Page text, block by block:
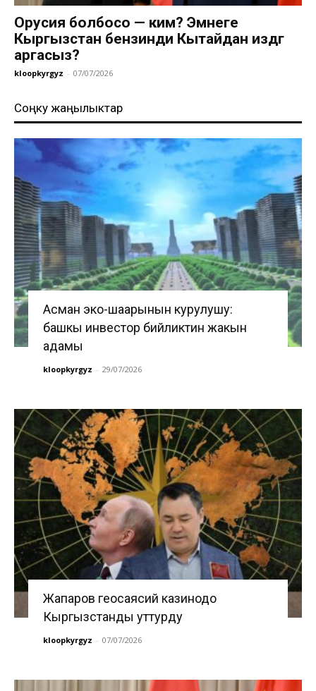
Орусия болбосо — ким? Эмнеге
Кыргызстан бензинди Кытайдан издөөгө
аргасыз?
kloopkyrgyz - 07/07/2026
Соңку жаңылыктар
Асман эко-шаарынын курулушу:
башкы инвестор бийликтин жакын
адамы
kloopkyrgyz - 29/07/2026
Жапаров геосаясий казинодо
Кыргызстанды уттурду
kloopkyrgyz - 07/07/2026